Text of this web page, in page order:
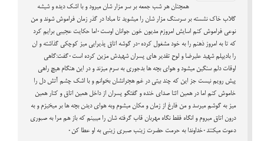
همچنان هر شب جمعه بر سر مزار شان میرود و با اشک دیده و شیشه
گلاب خاک نشسته بر سرسنگ مزار شان را میشوید تا مبادا در گذر زمان فراموش شوند و من
نوعی فراموش کنم اسایش امروزم مدیون خون جوانان اوست۰اما حکایت عجیبی برایم کرد
که تا به امروز ذهنم را به خود مشغول کرده۰در گوشه اتاق پذیرایی میز کوچکی گذاشته و ان
را بادیپلم شهید علیرضا و لوح تقدیر های پسران شهیدش مزین کرده است۰گفت:گاهی
اوقات دلم سنگین میشود و هوای بچه ها بدجوری به سرم میزند و در این هنگام هیچ راهی
پیش رویم نیست جز این که چند بیتی در غم هجرانشان بخوانم و با اشک چشم آتش دل را
خاموش کنم اما در همین اثنا صدای خنده و گفتگو پسران از داخل همین اتاق و کنار همین
میز به گوشم میرسد و من فارغ از زمان و مکان میشوم وبه هوای دیدن بچه ها بر میخیزم و به
درون اتاق میروم و انگاه فقط نگاه مهربان قاب گرفته شان را میبینم که باز هم مرا به صبوری
دعوت میکنند۰خداوندا به حرمت حضرت زینب صبری زینبی به او عطا کن۰